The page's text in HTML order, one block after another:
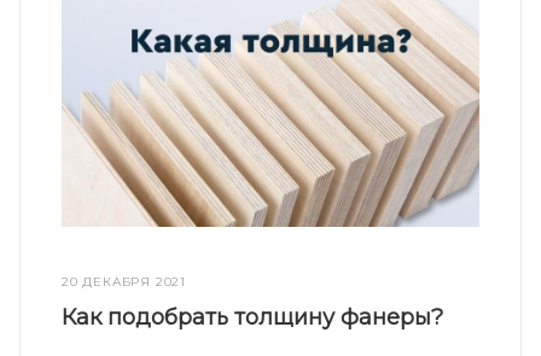
20 ДЕКАБРЯ 2021
Как подобрать толщину фанеры?